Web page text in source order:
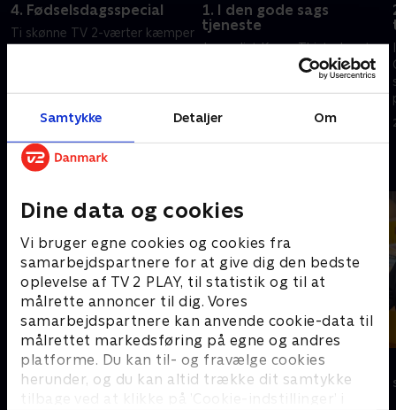
Samtykke Detaljer Om
Dine data og cookies
Vi bruger egne cookies og cookies fra
samarbejdspartnere for at give dig den bedste
oplevelse af TV 2 PLAY, til statistik og til at
målrette annoncer til dig. Vores
samarbejdspartnere kan anvende cookie-data til
målrettet markedsføring på egne og andres
platforme. Du kan til- og fravælge cookies
herunder, og du kan altid trække dit samtykke
tilbage ved at klikke på ’Cookie-indstillinger’ i
4. Fødselsdagsspecial
Ti skønne TV 2-værter kæmper
1. I den gode sags
tjeneste
Journalist Karen Thisted og tv-
vært Huxi Bach lærte hinanden
at kende, dengang de lavede
radio. Nu forsøger de at vinde
en stor check til Læger uden
7. oktober 2013 • 40 min
Andre så også
Hvem vil være millionær?
Quiz-shows • 4 sæsoner
Lykkehjulet
Quiz-shows •